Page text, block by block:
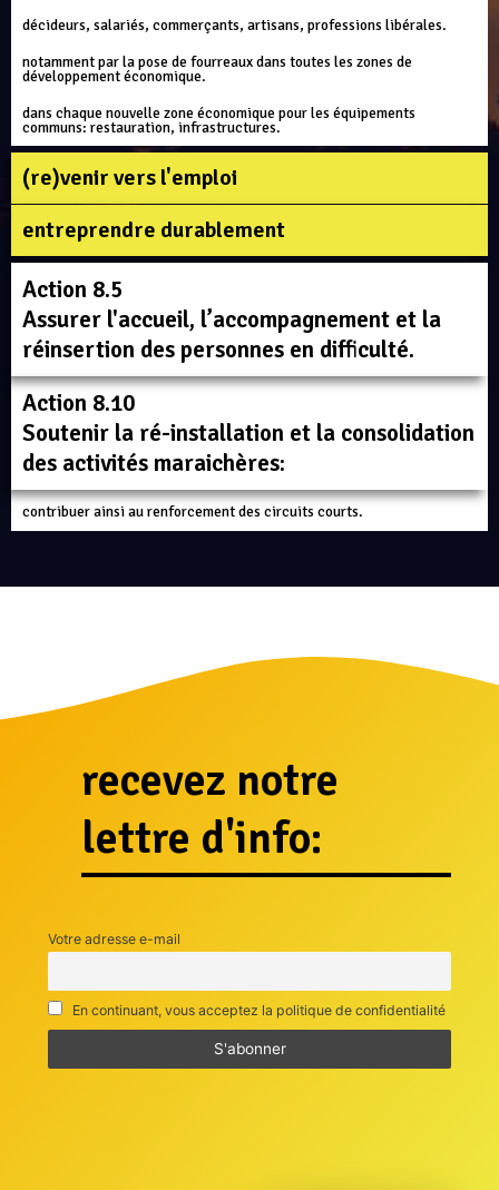
décideurs, salariés, commerçants, artisans, professions libérales.
notamment par la pose de fourreaux dans toutes les zones de
développement économique.
dans chaque nouvelle zone économique pour les équipements
communs: restauration, infrastructures.
(re)venir vers l'emploi​
entreprendre durablement​
Action 8.5
Assurer l'accueil, l’accompagnement et la
réinsertion des personnes en difficulté.
Action 8.10
Soutenir la ré-installation et la consolidation
des activités maraichères:
contribuer ainsi au renforcement des circuits courts.
recevez notre
lettre d'info:
Votre adresse e-mail
En continuant, vous acceptez la politique de confidentialité